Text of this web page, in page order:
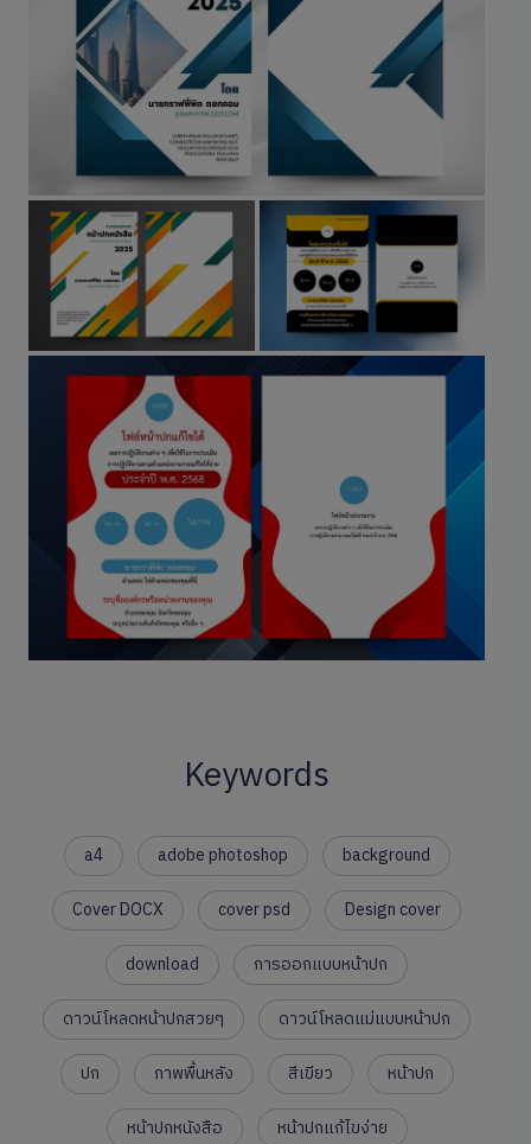
Keywords
a4 adobe photoshop
background
Cover DOCX
cover psd
Design cover
download
การออกแบบหน้าปก
ดาวน์โหลดหน้าปกสวยๆ
ดาวน์โหลดแม่แบบหน้าปก
ปก
ภาพพื้นหลัง สีเขียว
หน้าปก
หน้าปกหนังสือ
หน้าปกแก้ไขง่าย